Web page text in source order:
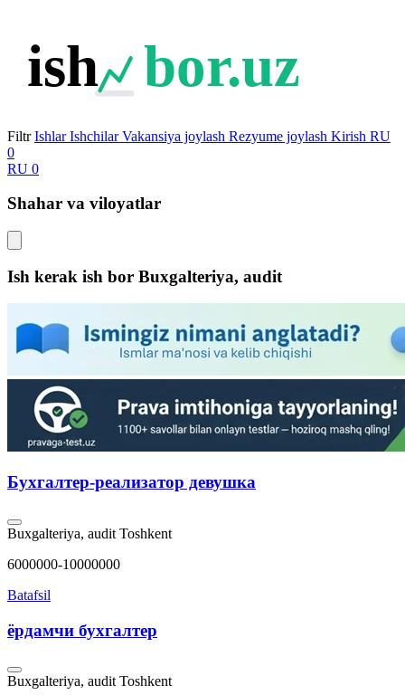
ish bor.uz
Filtr Ishlar Ishchilar Vakansiya joylash Rezyume joylash Kirish RU
0
RU 0
Shahar va viloyatlar
Ish kerak ish bor Buxgalteriya, audit
Бухгалтер-реализатор девушка
Buxgalteriya, audit Toshkent
6000000-10000000
Batafsil
ёрдамчи бухгалтер
Buxgalteriya, audit Toshkent